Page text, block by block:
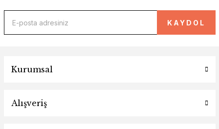
KAYDOL
Kurumsal
Alışveriş